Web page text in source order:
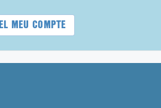
EL MEU COMPTE